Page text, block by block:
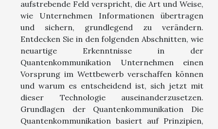
aufstrebende Feld verspricht, die Art und Weise,
wie Unternehmen Informationen übertragen
und sichern, grundlegend zu verändern.
Entdecken Sie in den folgenden Abschnitten, wie
neuartige Erkenntnisse in der
Quantenkommunikation Unternehmen einen
Vorsprung im Wettbewerb verschaffen können
und warum es entscheidend ist, sich jetzt mit
dieser Technologie auseinanderzusetzen.
Grundlagen der Quantenkommunikation Die
Quantenkommunikation basiert auf Prinzipien,